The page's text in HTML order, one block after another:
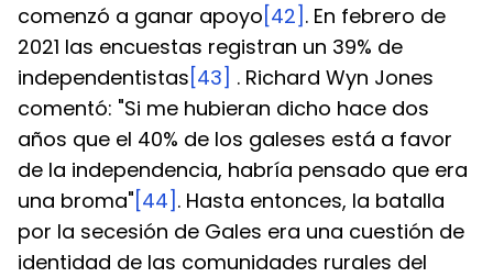
comenzó a ganar apoyo [42] . En febrero de
2021 las encuestas registran un 39% de
independentistas [43] . Richard Wyn Jones
comentó: "Si me hubieran dicho hace dos
años que el 40% de los galeses está a favor
de la independencia, habría pensado que era
una broma" [44] . Hasta entonces, la batalla
por la secesión de Gales era una cuestión de
identidad de las comunidades rurales del